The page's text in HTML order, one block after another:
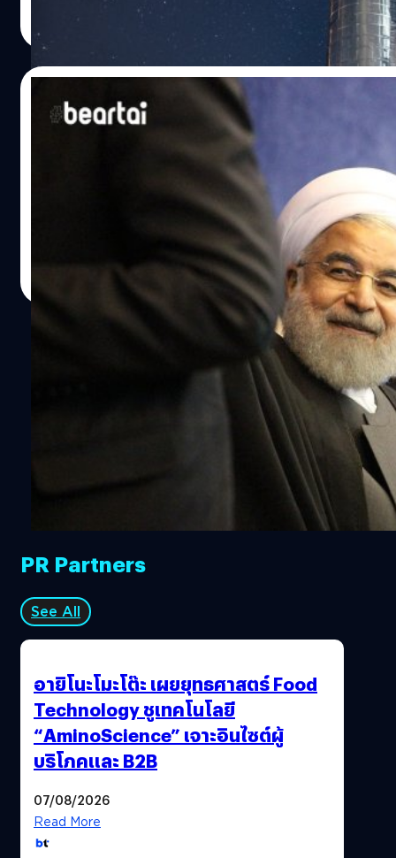
ต้องการ คือ ทีมผลิตที่ยินดีกับระบบเวลาการทำงานแบบ 4
"ชอบการทำงานแบบหนักหน่วงบ้าดีเดือด (Super
ต้องการคนที่ไว้วางใจได้ ส่วนที่เหลือเราฝึกได้" https://
musk-invites-spacex-hopefuls-to-starship-career-day-
เจ้าหน้าที่ดูแลสุขอนามัยสิ่งแวดล้อมและความปลอดภัย ช่าง
ประธานาธิบดีของอิหร่านประกาศสนับสนุนอิน
15 พฤศจิกายนที่ผ่านได้มีการประท้วงอย่างหนักในอิหร่าน
ต้องตัดสินใจปิดการใช้งานอินเทอร์เน็ตเพื่อระงับการขยาย
ข้อสังเกตว่าต้องการให้ผู้ประท้วงไม่สามารถเผยแพร่ภาพก
ต่อมากองกำลังความมั่นคงของอิหร่านได้ทำการปราบปรา
ได้ และประธานธิบดี Hassan Rouhani ได้ออกมาแถลงกา
บดี Hassan Rouhani กล่าวต่อรัฐสภาอิหร่านเกี่ยวกับ
ต่างประเทศเพื่อตอบสนองความต้องการของพวกเขา" ซึ่งเ
ให้ใช้อินเทอร์เน็ตเท่าที่จำเป็นและควบคุมได้ อินทราเน็ตจะ
หายทางเศรษฐกิจ ซึ่งรัฐบาลสามารถเลือกได้ว่าจะให้ประชา
จ่ายของระบบทั้งหมด มาตรการปิดกั้นการใช้งานอินเทอร์ไ
Firewall หรือไฟร์วอลล์ขนาดใหญ่ที่ป้องกันการเข้าสู่บริการ
อินเทอร์เน็ตบนมือถือยังถูกปิดให้บริการอยู่ในหลายจังหวัด (
| 2434 days ago
PR Partners
See All
อายิโนะโมะโต๊ะ เผยยุทธศาสตร์ Food
Technology ชูเทคโนโลยี
“AminoScience” เจาะอินไซต์ผู้
บริโภคและ B2B
07/08/2026
Read More